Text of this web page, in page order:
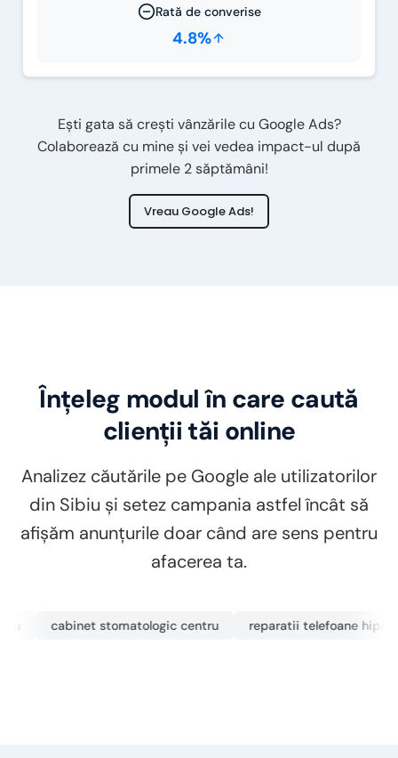
Rată de converise
4.8%
Ești gata să crești vânzările cu Google Ads?
Colaborează cu mine și vei vedea impact-ul după
primele 2 săptămâni!
Vreau Google Ads!
Înțeleg modul în care caută
clienții tăi online
Analizez căutările pe Google ale utilizatorilor
din Sibiu și setez campania astfel încât să
afișăm anunțurile doar când are sens pentru
afacerea ta.
cabinet stomatologic centru reparatii telefoane